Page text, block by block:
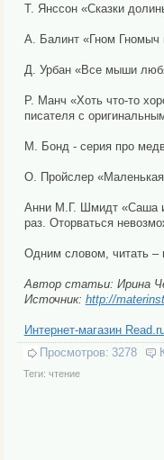
Т. Янссон «Сказки
А. Балинт «Гном Гномыч
Д. Урбан «Все мыши
Р. Манч «Хоть что-то
писателя с
М. Бонд - серия про
О. Пройслер
Анни М.Г. Шмидт «Саша и
раз. Оторваться
Одним словом, читать –
Автор статьи: Ирина
Источник: http://
Интернет-магазин
Просмотров: 3278
Теги: чтение